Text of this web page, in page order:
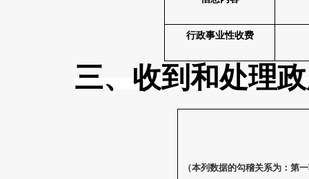
行政事业性收费
三、收到和处理
（本列数据的勾稽关系为：第